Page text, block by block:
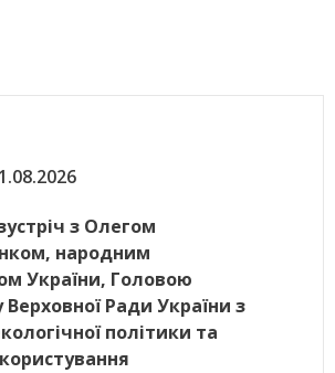
з Олегом
народним
України, Головою
Верховної Ради України з
політики та